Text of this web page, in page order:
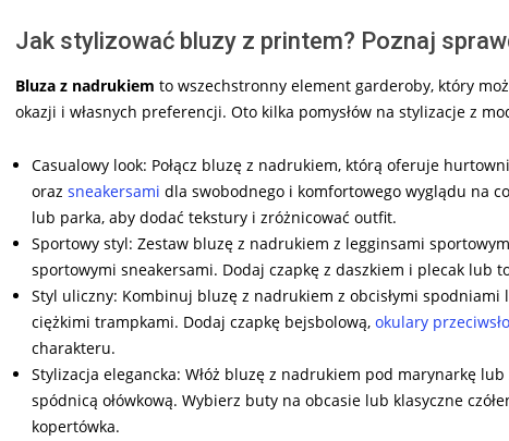
Jak stylizować bluzy z printem? Poznaj
Bluza z nadrukiem to wszechstronny element garderoby, który
okazji i własnych preferencji. Oto kilka pomysłów na stylizacje z
Casualowy look: Połącz bluzę z nadrukiem, którą oferuje
oraz sneakersami dla swobodnego i komfortowego wyglądu na
lub parka, aby dodać tekstury i zróżnicować outfit.
Sportowy styl: Zestaw bluzę z nadrukiem z legginsami
sportowymi sneakersami. Dodaj czapkę z daszkiem i plecak lub
Styl uliczny: Kombinuj bluzę z nadrukiem z obcisłymi
ciężkimi trampkami. Dodaj czapkę bejsbolową, okulary
charakteru.
Stylizacja elegancka: Włóż bluzę z nadrukiem pod marynarkę
spódnicą ołówkową. Wybierz buty na obcasie lub klasyczne
kopertówka.